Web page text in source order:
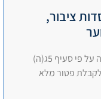
ציבור,
המוסדות הנהנים מפטורים מלאים מארנונה על פי סעיף 5ג(ה)
לקבלת פטור מלא